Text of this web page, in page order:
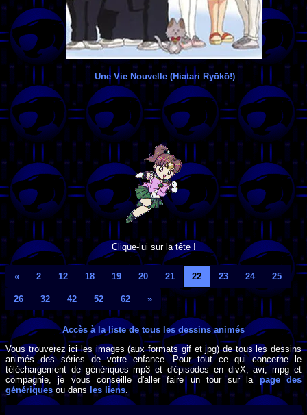
Une Vie Nouvelle (Hiatari Ryōkō!)
Clique-lui sur la tête !
« 2 12 18 19 20 21 22 23 24 25
26 32 42 52 62 »
Accès à la liste de tous les dessins animés
Vous trouverez ici les images (aux formats gif et jpg) de tous les dessins
animés des séries de votre enfance. Pour tout ce qui concerne le
téléchargement de génériques mp3 et d'épisodes en divX, avi, mpg et
compagnie, je vous conseille d'aller faire un tour sur la page des
génériquesou dans les liens.